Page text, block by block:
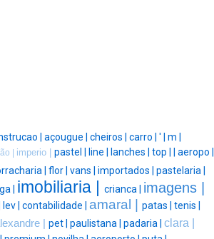
| açougue | cheiros | carro | ' | m |
| imperio | pastel | line | lanches | top | | aeropo |
| flor | vans | importados | pastelaria |
| imobiliaria | crianca | imagens |
lev | contabilidade | amaral | patas | tenis |
| pet | paulistana | padaria | clara |